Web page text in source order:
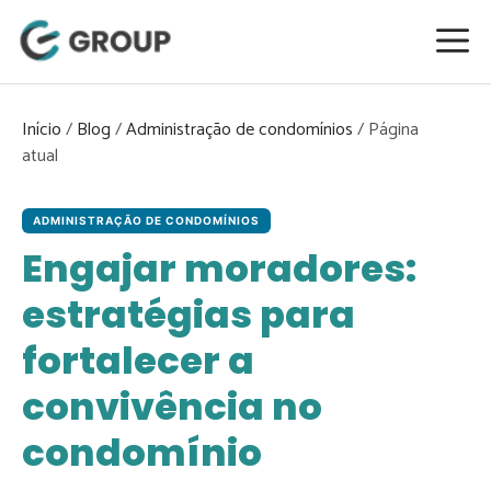
para
conteúdo
Início/Blog/Administração de condomínios/
ADMINISTRAÇÃO DE CONDOMÍNIOS
Engajar moradores:
estratégias para
fortalecer a
convivência no
condomínio